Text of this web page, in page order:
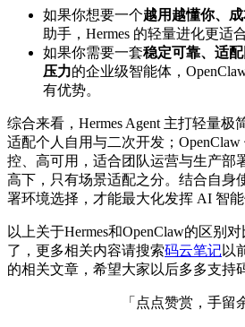
如果你想要一个越用越懂你、
助手，Hermes 的轻量进化更适
如果你需要一套稳定可靠、适
压力的企业级智能体，
有优势。
综合来看，Hermes Agent 主打轻量极
适配个人自用与二次开发；
控、高可用，适合团队运营与生产部
高下，只有场景适配之分。结合自身
署环境选择，才能最大化发挥 AI 智能
以上关于Hermes和OpenClaw的区别
了，更多相关内容请搜索码云笔记以
的相关文章，希望大家以后多多支持
「点点赞赏，手留